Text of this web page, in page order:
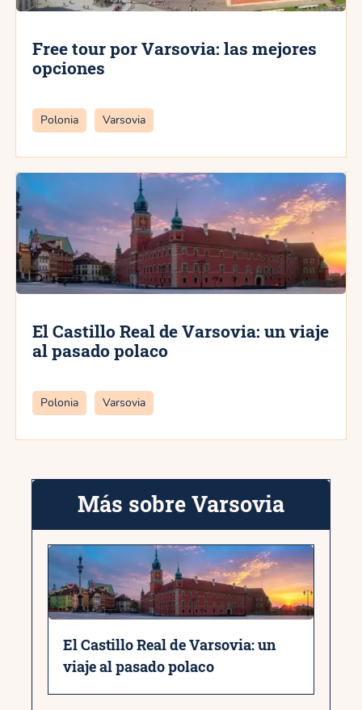
Free tour por Varsovia: las mejores
opciones
Categorías
Polonia Varsovia
El Castillo Real de Varsovia: un viaje
al pasado polaco
Categorías
Polonia Varsovia
Más sobre Varsovia
El Castillo Real de Varsovia: un
viaje al pasado polaco